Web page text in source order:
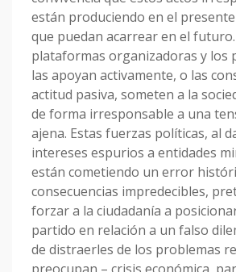
están produciendo en el
que puedan acarrear en el
plataformas organizadoras y los
las apoyan activamente, o las
actitud pasiva, someten a la
de forma irresponsable a una
ajena. Estas fuerzas políticas, al
intereses espurios a entidades
están cometiendo un error
consecuencias impredecibles,
forzar a la ciudadanía a
partido en relación a un falso
de distraerles de los problemas